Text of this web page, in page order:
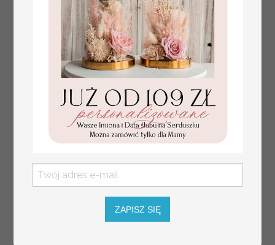
100 PLN
ZAPISZ SIĘ